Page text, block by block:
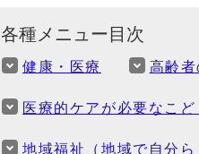
各種メニュー目次
健康・医療 高齢
医療的ケアが必要なこ
地域福祉（地域で自分ら